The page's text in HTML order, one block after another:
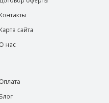
Контакты
Карта сайта
О нас
Оплата
Блог